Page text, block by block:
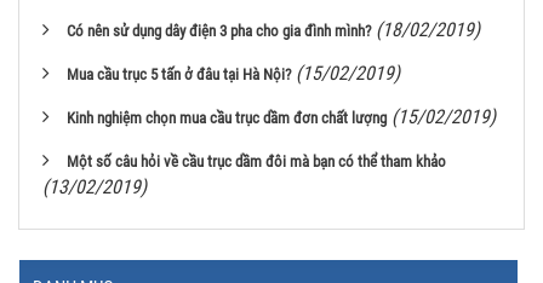
Có nên sử dụng dây điện 3 pha cho gia đình mình? (18/02/2019)
Mua cầu trục 5 tấn ở đâu tại Hà Nội? (15/02/2019)
Kinh nghiệm chọn mua cầu trục dầm đơn chất lượng (15/02/2019)
Một số câu hỏi về cầu trục dầm đôi mà bạn có thể tham khảo
(13/02/2019)